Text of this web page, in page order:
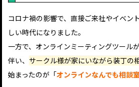
コロナ禍の影響で、直接ご来社やイベン
しい時代になりました。
一方で、オンラインミーティングツール
伴い、 サークル様が家にいながら装丁の
始まったのが「オンラインなんでも相談